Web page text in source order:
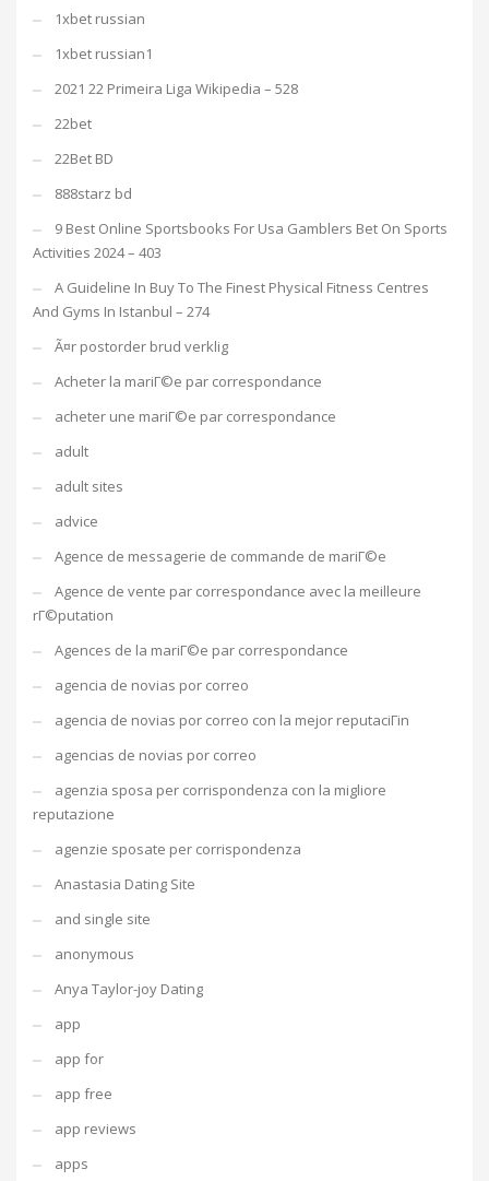
1xbet russian
1xbet russian1
2021 22 Primeira Liga Wikipedia – 528
22bet
22Bet BD
888starz bd
9 Best Online Sportsbooks For Usa Gamblers Bet On Sports
Activities 2024 – 403
A Guideline In Buy To The Finest Physical Fitness Centres
And Gyms In Istanbul – 274
Ã¤r postorder brud verklig
Acheter la mariГ©e par correspondance
acheter une mariГ©e par correspondance
adult
adult sites
advice
Agence de messagerie de commande de mariГ©e
Agence de vente par correspondance avec la meilleure
rГ©putation
Agences de la mariГ©e par correspondance
agencia de novias por correo
agencia de novias por correo con la mejor reputaciГіn
agencias de novias por correo
agenzia sposa per corrispondenza con la migliore
reputazione
agenzie sposate per corrispondenza
Anastasia Dating Site
and single site
anonymous
Anya Taylor-joy Dating
app
app for
app free
app reviews
apps